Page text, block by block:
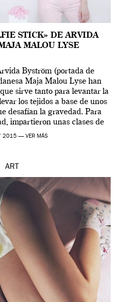
STICK» DE ARVIDA
MALOU LYSE
Byström (portada de
Maja Malou Lyse han
sirve tanto para levantar la
los tejidos a base de unos
desafían la gravedad. Para
impartieron unas clases de
en el Tate […]
2015 — VER MÁS
ART